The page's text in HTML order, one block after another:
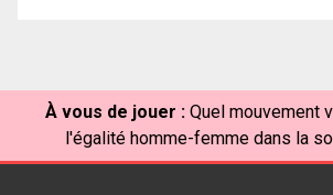
À vous de jouer : Quel mouvement
l'égalité homme-femme dans la